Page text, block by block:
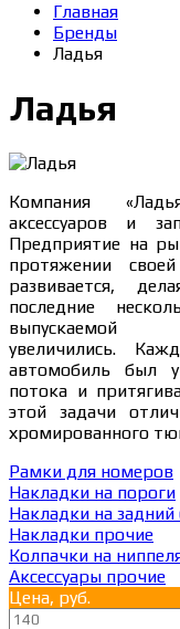
Главная
Бренды
Ладья
Ладья
Компания
аксессуаров и
Предприятие на
протяжении
развивается,
последние
увеличились.
автомобиль был
потока и
этой задачи
хромированного
Рамки для номеров
Накладки на пороги
Накладки на
Накладки прочие
Колпачки на
Аксессуары прочие
Цена, руб.